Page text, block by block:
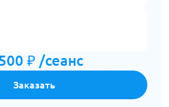
₽ /сеанс
Заказать